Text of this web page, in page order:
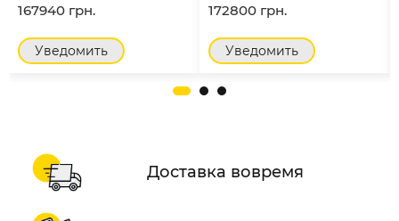
167940 грн.
Уведомить
172800 грн.
Уведомить
Доставка вовремя